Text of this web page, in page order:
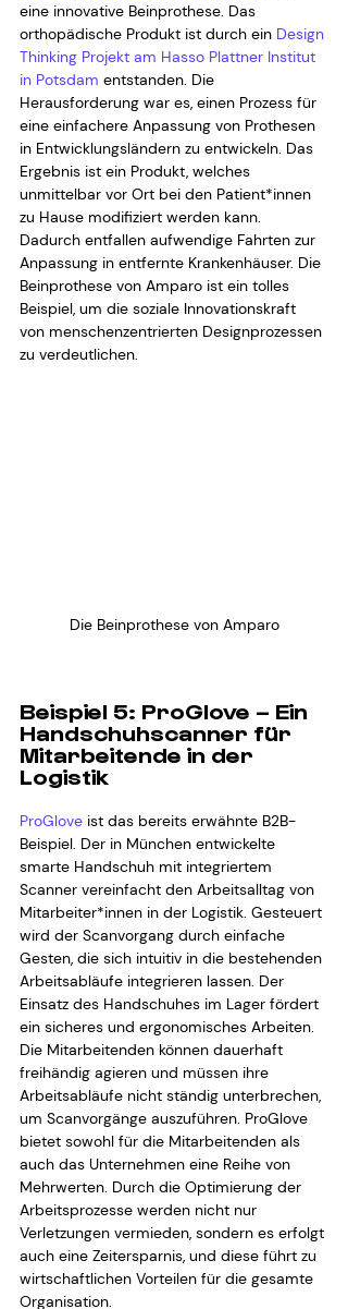
eine innovative Beinprothese. Das
orthopädische Produkt ist durch ein Design
Thinking Projekt am Hasso Plattner Institut
in Potsdam entstanden. Die
Herausforderung war es, einen Prozess für
eine einfachere Anpassung von Prothesen
in Entwicklungsländern zu entwickeln. Das
Ergebnis ist ein Produkt, welches
unmittelbar vor Ort bei den Patient*innen
zu Hause modifiziert werden kann.
Dadurch entfallen aufwendige Fahrten zur
Anpassung in entfernte Krankenhäuser. Die
Beinprothese von Amparo ist ein tolles
Beispiel, um die soziale Innovationskraft
von menschenzentrierten Designprozessen
zu verdeutlichen.
Die Beinprothese von Amparo
Beispiel 5: ProGlove – Ein
Handschuhscanner für
Mitarbeitende in der
Logistik
ProGlove ist das bereits erwähnte B2B-
Beispiel. Der in München entwickelte
smarte Handschuh mit integriertem
Scanner vereinfacht den Arbeitsalltag von
Mitarbeiter*innen in der Logistik. Gesteuert
wird der Scanvorgang durch einfache
Gesten, die sich intuitiv in die bestehenden
Arbeitsabläufe integrieren lassen. Der
Einsatz des Handschuhes im Lager fördert
ein sicheres und ergonomisches Arbeiten.
Die Mitarbeitenden können dauerhaft
freihändig agieren und müssen ihre
Arbeitsabläufe nicht ständig unterbrechen,
um Scanvorgänge auszuführen. ProGlove
bietet sowohl für die Mitarbeitenden als
auch das Unternehmen eine Reihe von
Mehrwerten. Durch die Optimierung der
Arbeitsprozesse werden nicht nur
Verletzungen vermieden, sondern es erfolgt
auch eine Zeitersparnis, und diese führt zu
wirtschaftlichen Vorteilen für die gesamte
Organisation.